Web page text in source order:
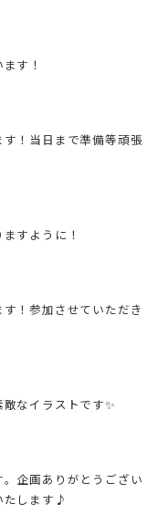
す！
！当日まで準備等頑張
すように！
！参加させていただき
なイラストです✨
企画ありがとうござい
たします♪︎